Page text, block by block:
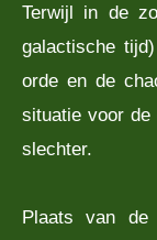
Terwijl in de
galactische
orde en de
situatie voor
slechter.
Plaats van de